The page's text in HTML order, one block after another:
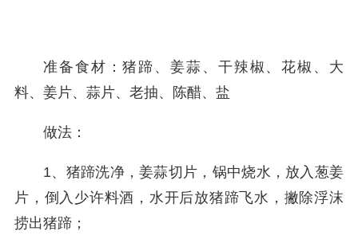
准备食材：猪蹄、姜蒜、干辣椒、花椒、大
料、姜片、蒜片、老抽、陈醋、盐
做法：
1、猪蹄洗净，姜蒜切片，锅中烧水，放入葱姜
片，倒入少许料酒，水开后放猪蹄飞水，撇除浮沫
捞出猪蹄；